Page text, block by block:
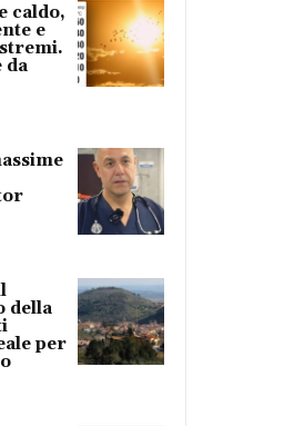
caldo,
e
da
della
per